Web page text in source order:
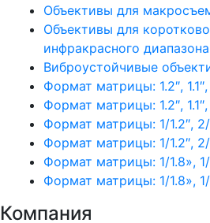
Объективы для
Объективы для
инфракрасного диапазона
Виброустойчивые
Формат матрицы: 1.2″, 1.1″,
Формат матрицы: 1.2″, 1.1″,
Формат матрицы: 1/1.2″, 2/
Формат матрицы: 1/1.2″, 2/
Формат матрицы: 1/1.8», 1/
Формат матрицы: 1/1.8», 1/
Компания